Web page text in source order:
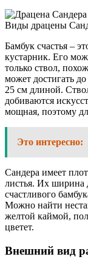
Виды драцены
Бамбук счастья –
кустарник. Его
только ствол,
может достигать
25 см длиной.
добиваются
мощная, поэтому
Это интересно:
Сандера имеет
листья. Их ширина
счастливого
Можно найти
желтой каймой,
цветет.
Внешний вид